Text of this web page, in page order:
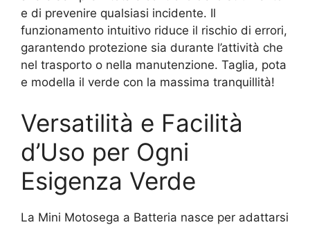
e di prevenire qualsiasi incidente. Il
funzionamento intuitivo riduce il rischio di errori,
garantendo protezione sia durante l’attività che
nel trasporto o nella manutenzione. Taglia, pota
e modella il verde con la massima tranquillità!
Versatilità e Facilità
d’Uso per Ogni
Esigenza Verde
La Mini Motosega a Batteria nasce per adattarsi